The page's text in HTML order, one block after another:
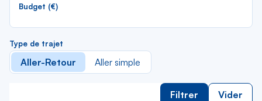
Budget (€)
Type de trajet
Aller-Retour Aller simple
Filtrer Vider